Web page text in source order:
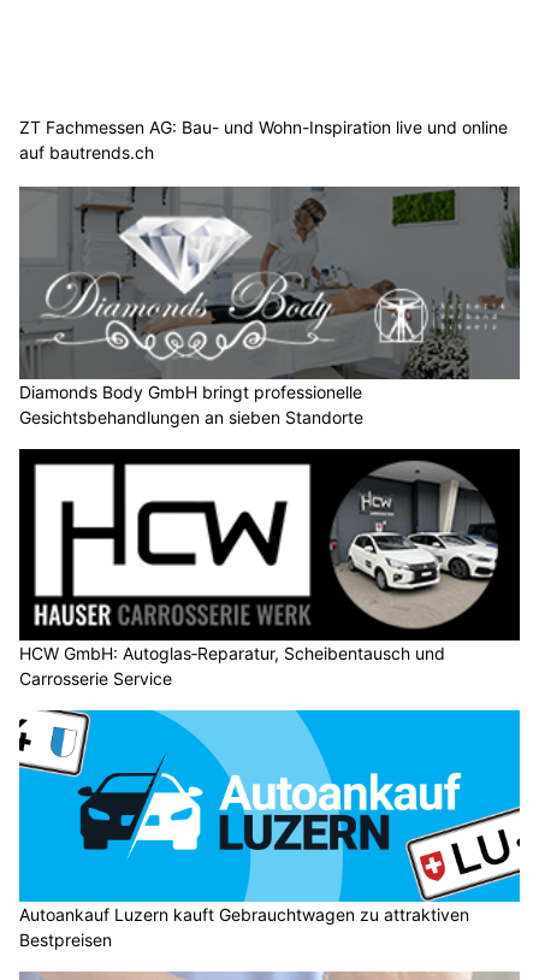
ZT Fachmessen AG: Bau- und Wohn-Inspiration live und online
auf bautrends.ch
Diamonds Body GmbH bringt professionelle
Gesichtsbehandlungen an sieben Standorte
HCW GmbH: Autoglas‑Reparatur, Scheibentausch und
Carrosserie Service
Autoankauf Luzern kauft Gebrauchtwagen zu attraktiven
Bestpreisen